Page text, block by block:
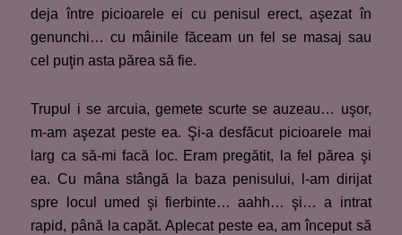
deja între picioarele ei cu penisul erect, aşezat în
genunchi… cu mâinile făceam un fel se masaj sau
cel puţin asta părea să fie.
Trupul i se arcuia, gemete scurte se auzeau… uşor,
m-am aşezat peste ea. Şi-a desfăcut picioarele mai
larg ca să-mi facă loc. Eram pregătit, la fel părea şi
ea. Cu mâna stângă la baza penisului, l-am dirijat
spre locul umed şi fierbinte… aahh… şi… a intrat
rapid, până la capăt. Aplecat peste ea, am început să